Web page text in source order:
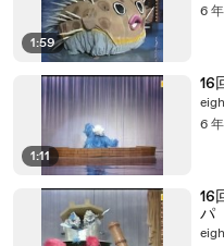
1:59
6
1:11
16
6
16
パ